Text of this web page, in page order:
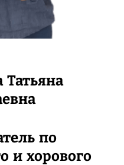
по
и хорового